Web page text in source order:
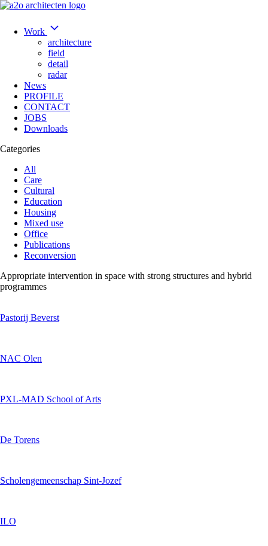
Work
architecture
field
detail
radar
News
PROFILE
CONTACT
JOBS
Downloads
Categories
All
Care
Cultural
Education
Housing
Mixed use
Office
Publications
Reconversion
Appropriate intervention in space with strong structures and hybrid
programmes
Pastorij Beverst
NAC Olen
PXL-MAD School of Arts
De Torens
Scholengemeenschap Sint-Jozef
ILO